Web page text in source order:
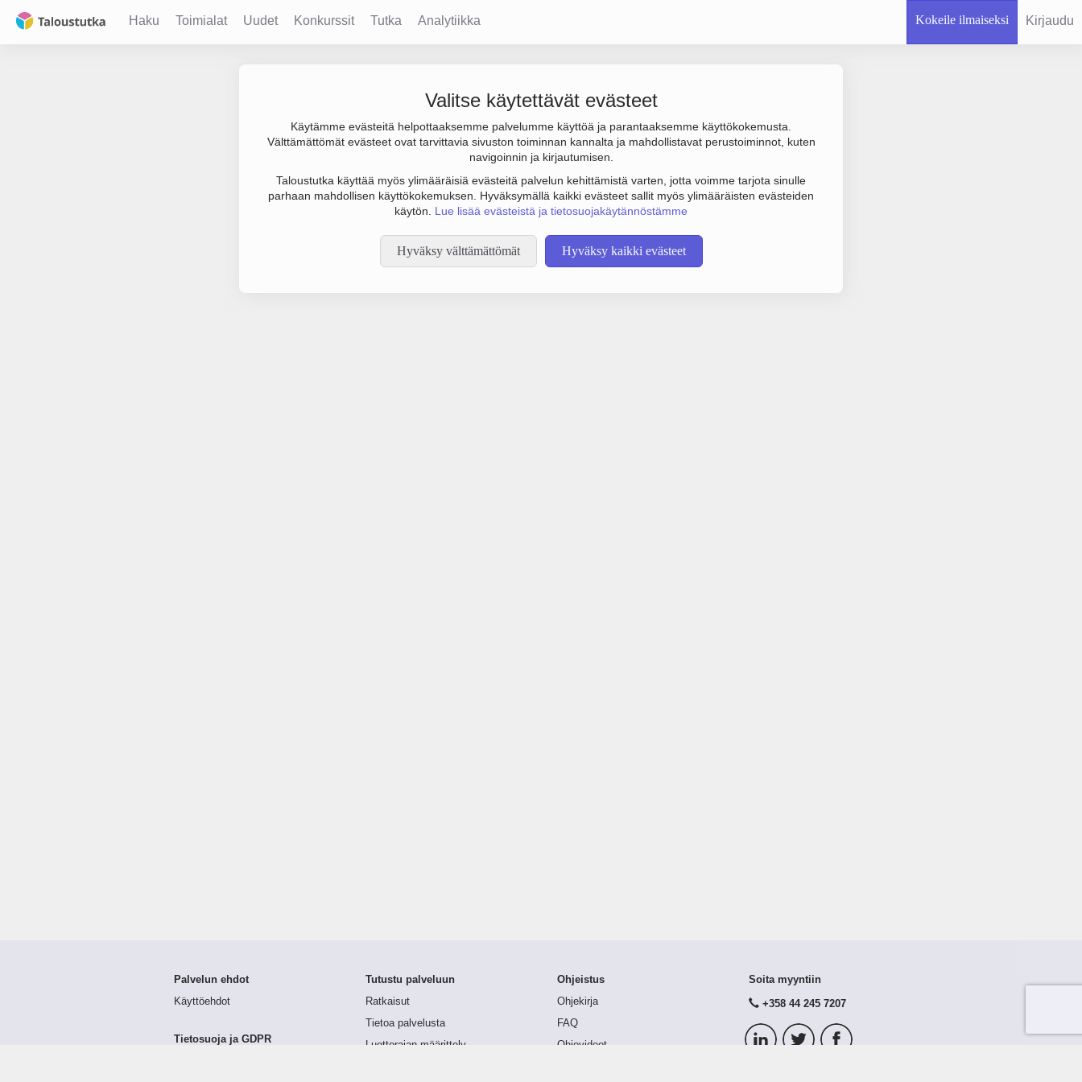
Haku Toimialat Uudet Konkurssit Tutka Analytiikka Kokeile ilmaiseksi Kirjaudu
Valitse käytettävät evästeet
Käytämme evästeitä helpottaaksemme palvelumme käyttöä ja parantaaksemme käyttökokemusta.
Välttämättömät evästeet ovat tarvittavia sivuston toiminnan kannalta ja mahdollistavat perustoiminnot, kuten
navigoinnin ja kirjautumisen.
Taloustutka käyttää myös ylimääräisiä evästeitä palvelun kehittämistä varten, jotta voimme tarjota sinulle
parhaan mahdollisen käyttökokemuksen. Hyväksymällä kaikki evästeet sallit myös ylimääräisten evästeiden
käytön. Lue lisää evästeistä ja tietosuojakäytännöstämme
Hyväksy välttämättömät Hyväksy kaikki evästeet
Joudumme käyttämään botinestovarmennusta sivustollamme. Suoritathan alla olevan varmistuksen.
Palvelun ehdot
Käyttöehdot
Tietosuoja ja GDPR
Tutustu palveluun
Ratkaisut
Tietoa palvelusta
Luottorajan määrittely
Ohjeistus
Ohjekirja
FAQ
Ohjevideot
Soita myyntiin
+358 44 245 7207